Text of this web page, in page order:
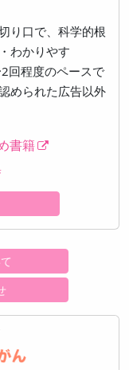
り口で、科学的根
わかりやす
回程度のペースで
められた広告以外
書籍